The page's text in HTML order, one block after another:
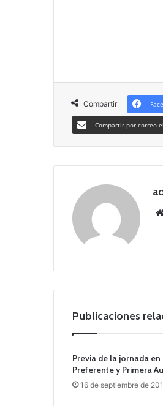
Compartir
Compartir por correo
Publicaciones
Previa de la jornada en
Preferente y Primera
16 de septiembre de